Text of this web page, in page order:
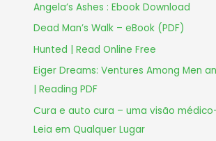
Angela’s Ashes : Ebook Download
Dead Man’s Walk – eBook (PDF)
Hunted | Read Online Free
Eiger Dreams: Ventures Among Men
| Reading PDF
Cura e auto cura – uma visão
Leia em Qualquer Lugar